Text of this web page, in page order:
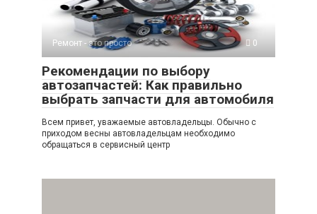
p
a
ss
ni
ki
m
в
и
ть
Ремонт - это просто 0
Рекомендации по выбору
автозапчастей: Как правильно
выбрать запчасти для автомобиля
Всем привет, уважаемые автовладельцы. Обычно с
приходом весны автовладельцам необходимо
обращаться в сервисный центр